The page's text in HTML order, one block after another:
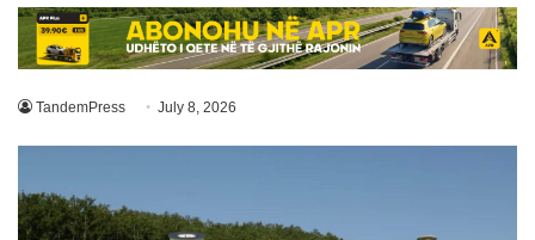
TandemPress July 8, 2026